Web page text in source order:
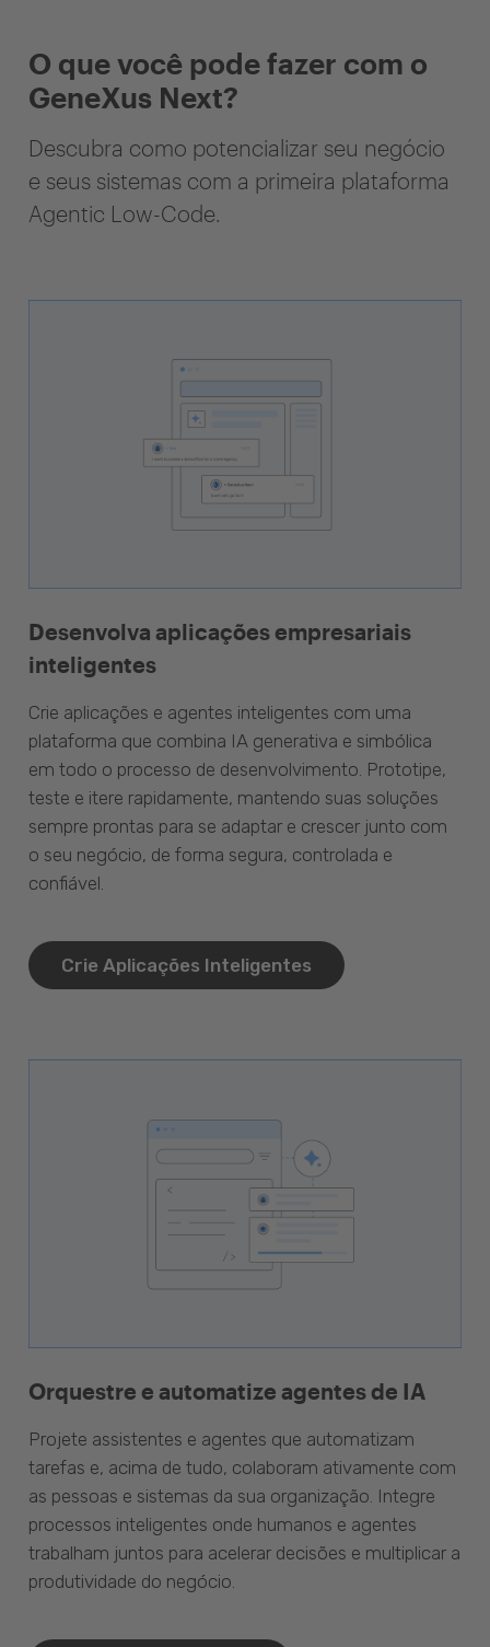
O que você pode fazer com o
GeneXus Next?
Descubra como potencializar seu negócio
e seus sistemas com a primeira plataforma
Agentic Low-Code.
Desenvolva aplicações empresariais
inteligentes
Crie aplicações e agentes inteligentes com uma
plataforma que combina IA generativa e simbólica
em todo o processo de desenvolvimento. Prototipe,
teste e itere rapidamente, mantendo suas soluções
sempre prontas para se adaptar e crescer junto com
o seu negócio, de forma segura, controlada e
confiável.
Crie Aplicações Inteligentes
Orquestre e automatize agentes de IA
Projete assistentes e agentes que automatizam
tarefas e, acima de tudo, colaboram ativamente com
as pessoas e sistemas da sua organização. Integre
processos inteligentes onde humanos e agentes
trabalham juntos para acelerar decisões e multiplicar a
produtividade do negócio.